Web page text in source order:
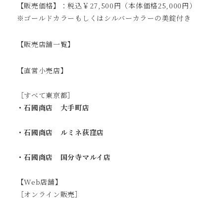
【販売価格】：税込￥27,500円（本体価格25,000円）
※ゴールドカラーもしくはシルバーカラーの美錠付き
【販売店舗一覧】
【直営小売店】
［すべて東京都］
・石國商店 大手町店
・石國商店 ルミネ荻窪店
・石國商店 国分寺マルイ店
【Web店舗】
［オンライン販売］